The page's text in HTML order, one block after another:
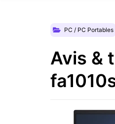
PC / PC Portables
Avis &